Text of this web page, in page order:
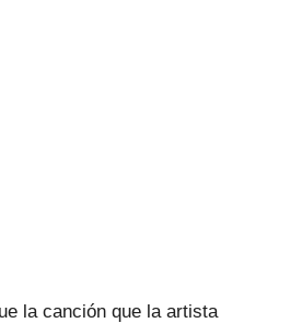
la canción que la artista